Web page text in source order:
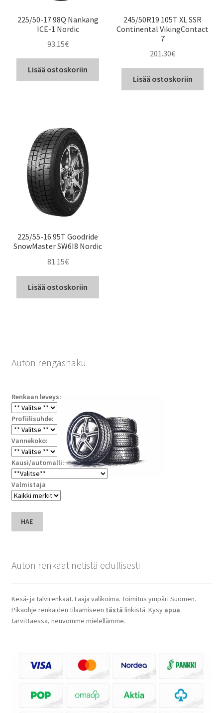
225/50-17 98Q Nankang
ICE-1 Nordic
93.15€
Lisää ostoskoriin
245/50R19 105T XL SSR
Continental VikingContact
7
201.30€
Lisää ostoskoriin
225/55-16 95T Goodride
SnowMaster SW6I8 Nordic
81.15€
Lisää ostoskoriin
Auton rengashaku
Renkaan leveys:
Profiilisuhde:
Vannekoko:
Kausi/automalli:
Valmistaja
HAE
Auton renkaat netistä edullisesti
Kesä- ja talvirenkaat. Laaja valikoima. Toimitus ympäri Suomen.
Pikaohje renkaiden tilaamiseen tästä linkistä. Kysy apua
tarvittaessa, neuvomme mielellämme.